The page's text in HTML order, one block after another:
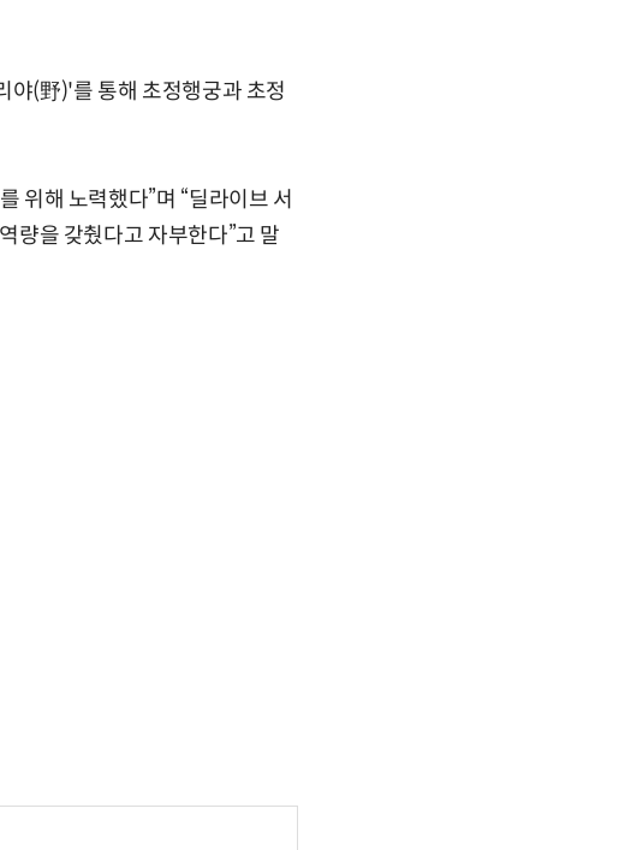
야(野)'를 통해 초정행궁과 초정
위해 노력했다”며 “딜라이브 서
량을 갖췄다고 자부한다”고 말